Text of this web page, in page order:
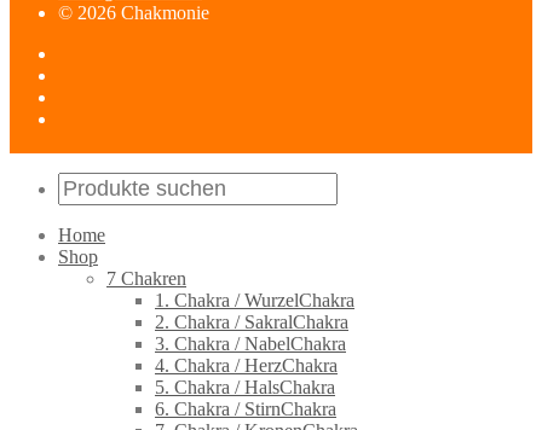
© 2026 Chakmonie
Home
Shop
7 Chakren
1. Chakra / WurzelChakra
2. Chakra / SakralChakra
3. Chakra / NabelChakra
4. Chakra / HerzChakra
5. Chakra / HalsChakra
6. Chakra / StirnChakra